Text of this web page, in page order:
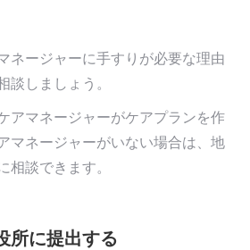
ネージャーに手すりが必要な理由
談しましょう。
アマネージャーがケアプランを作
マネージャーがいない場合は、地
相談できます。
所に提出する